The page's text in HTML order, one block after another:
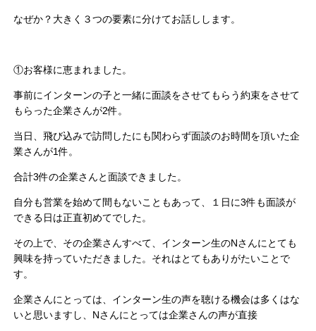
なぜか？大きく３つの要素に分けてお話しします。
①お客様に恵まれました。
事前にインターンの子と一緒に面談をさせてもらう約束をさせて
もらった企業さんが2件。
当日、飛び込みで訪問したにも関わらず面談のお時間を頂いた企
業さんが1件。
合計3件の企業さんと面談できました。
自分も営業を始めて間もないこともあって、１日に3件も面談が
できる日は正直初めてでした。
その上で、その企業さんすべて、インターン生のNさんにとても
興味を持っていただきました。それはとてもありがたいことで
す。
企業さんにとっては、インターン生の声を聴ける機会は多くはな
いと思いますし、Nさんにとっては企業さんの声が直接